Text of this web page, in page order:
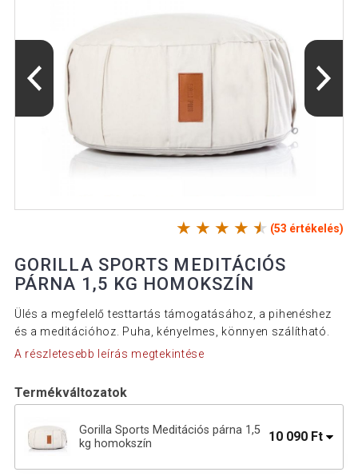
(53 értékelés)
GORILLA SPORTS MEDITÁCIÓS
PÁRNA 1,5 KG HOMOKSZÍN
Ülés a megfelelő testtartás támogatásához, a pihenéshez
és a meditációhoz. Puha, kényelmes, könnyen szálítható.
A részletesebb leírás megtekintése
Termékváltozatok
Gorilla Sports Meditációs párna 1,5
kg homokszín
10 090 Ft